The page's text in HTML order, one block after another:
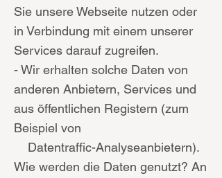
Sie unsere Webseite nutzen oder
in Verbindung mit einem unserer
Services darauf zugreifen.
- Wir erhalten solche Daten von
anderen Anbietern, Services und
aus öffentlichen Registern (zum
Beispiel von
Datentraffic-Analyseanbietern).
Wie werden die Daten genutzt? An